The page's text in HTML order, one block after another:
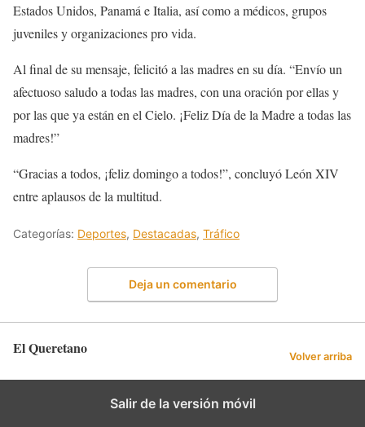
Estados Unidos, Panamá e Italia, así como a médicos, grupos
juveniles y organizaciones pro vida.
Al final de su mensaje, felicitó a las madres en su día. “Envío un
afectuoso saludo a todas las madres, con una oración por ellas y
por las que ya están en el Cielo. ¡Feliz Día de la Madre a todas las
madres!”
“Gracias a todos, ¡feliz domingo a todos!”, concluyó León XIV
entre aplausos de la multitud.
Categorías: Deportes, Destacadas, Tráfico
Deja un comentario
El Queretano Volver arriba
Salir de la versión móvil